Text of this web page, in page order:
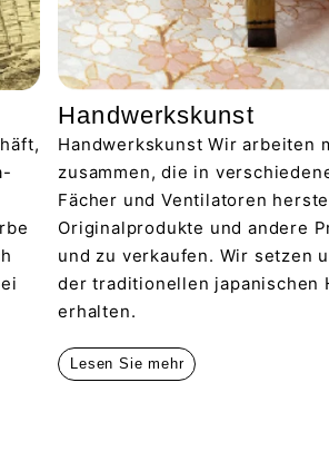
Handwerkskunst
Handwerkskunst Wir arbeiten
zusammen, die in
Fächer und Ventilatoren
Originalprodukte und andere
und zu verkaufen. Wir setzen
der traditionellen japanischen
erhalten.
Lesen Sie mehr